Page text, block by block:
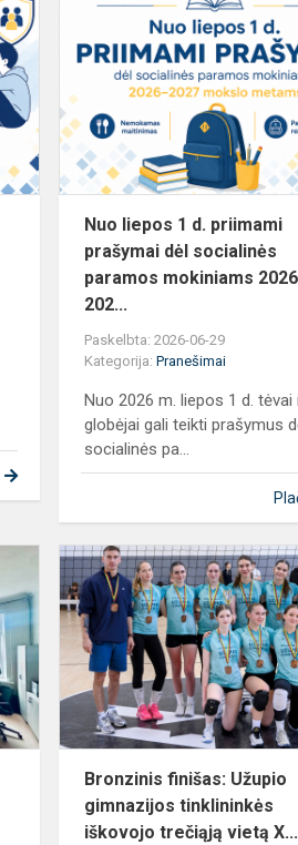
tėvams:
atpažinti
galimus
vaiko
sek...
Nuo liepos 1 d. priimami
prašymai dėl socialinės
paramos mokiniams
202...
Paskelbta: 2026-06-29
Kategorija:Pranešimai
Nuo 2026 m. liepos 1 d. tėvai
globėjai gali teikti prašymus
socialinės pa...
Kaip
dirbtinis
intelektas
gali
padėti
mokytojui?
Atsakymų
i...
Bronzinis finišas: Užupio
gimnazijos tinklininkės
iškovojo trečiąją vietą X...